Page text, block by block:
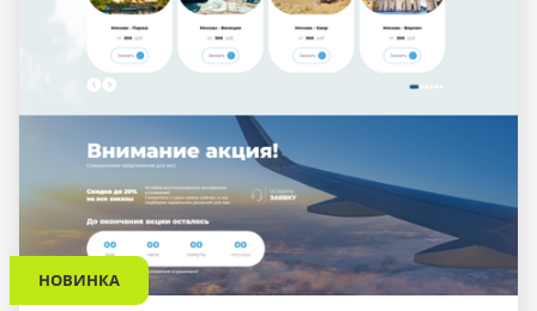
НОВИНКА